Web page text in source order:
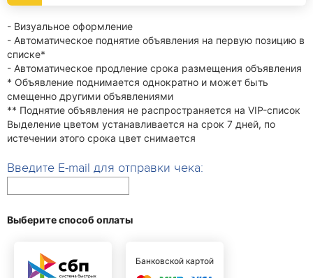
- Визуальное оформление
- Автоматическое поднятие объявления на первую позицию в
списке*
- Автоматическое продление срока размещения объявления
* Объявление поднимается однократно и может быть
смещенно другими объявлениями
** Поднятие объявления не распространяется на VIP-список
Выделение цветом устанавливается на срок 7 дней, по
истечении этого срока цвет снимается
Введите E-mail для отправки чека:
Выберите способ оплаты
Банковской картой